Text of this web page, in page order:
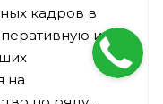
кадров в
и
на